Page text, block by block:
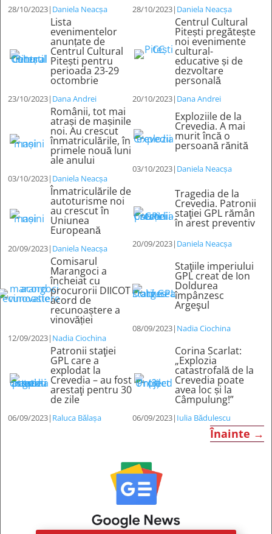
28/10/2023| Daniela Neacșa 28/10/2023| Daniela Neacșa
Lista
evenimentelor
anunțate de
Centrul Cultural
Pitești pentru
perioada 23-29
octombrie
23/10/2023| Dana Andrei
Centrul Cultural
Pitești pregătește
noi evenimente
cultural-
educative și de
dezvoltare
personală
20/10/2023| Dana Andrei
Românii, tot mai
atrași de mașinile
noi. Au crescut
înmatriculările, în
primele nouă luni
ale anului
03/10/2023| Daniela Neacșa
Exploziile de la
Crevedia. A mai
murit încă o
persoană rănită
03/10/2023| Daniela Neacșa
Înmatriculările de
autoturisme noi
au crescut în
Uniunea
Europeană
20/09/2023| Daniela Neacșa
Tragedia de la
Crevedia. Patronii
staţiei GPL rămân
în arest preventiv
20/09/2023| Daniela Neacșa
Comisarul
Marangoci a
încheiat cu
procurorii DIICOT
acord de
recunoaștere a
vinovăției
12/09/2023| Nadia Ciochina
Staţiile imperiului
GPL creat de Ion
Doldurea
împânzesc
Argeşul
08/09/2023| Nadia Ciochina
Patronii staţiei
GPL care a
explodat la
Crevedia – au fost
arestaţi pentru 30
de zile
06/09/2023| Raluca Bălașa
Corina Scarlat:
„Explozia
catastrofală de la
Crevedia poate
avea loc și la
Câmpulung!”
06/09/2023| Iulia Bădulescu
Înainte →